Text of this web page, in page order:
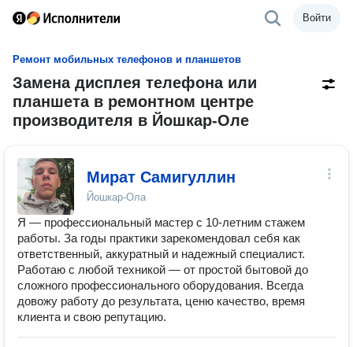
Войти
Ремонт мобильных телефонов и планшетов
Замена дисплея телефона или
планшета в ремонтном центре
производителя в Йошкар-Оле
Мират Самигуллин
Йошкар-Ола
Я — профессиональный мастер с 10-летним стажем
работы. За годы практики зарекомендовал себя как
ответственный, аккуратный и надежный специалист.
Работаю с любой техникой — от простой бытовой до
сложного профессионального оборудования. Всегда
довожу работу до результата, ценю качество, время
клиента и свою репутацию.